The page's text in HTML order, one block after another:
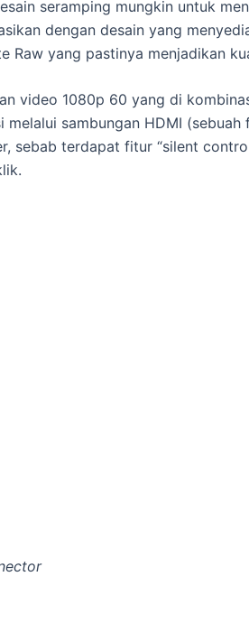
seramping mungkin untuk
dengan desain yang
yang pastinya menjadikan
video 1080p 60 yang di
sambungan HDMI
terdapat fitur “silent